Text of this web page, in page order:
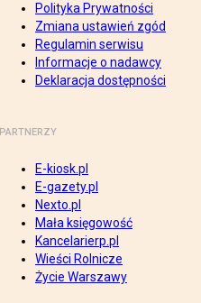
Polityka Prywatności
Zmiana ustawień zgód
Regulamin serwisu
Informacje o nadawcy
Deklaracja dostępności
PARTNERZY
E-kiosk.pl
E-gazety.pl
Nexto.pl
Mała księgowość
Kancelarierp.pl
Wieści Rolnicze
Życie Warszawy